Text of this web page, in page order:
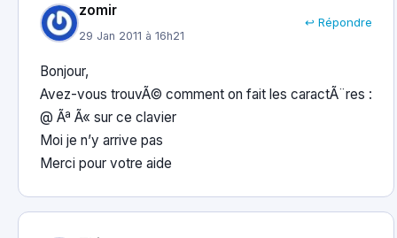
zomir
29 Jan 2011 à 16h21
↩ Répondre
Bonjour,
Avez-vous trouvÃ© comment on fait les caractÃ¨res :
@ Ãª Ã« sur ce clavier
Moi je n’y arrive pas
Merci pour votre aide